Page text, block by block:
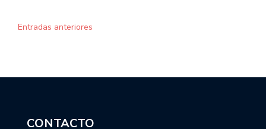
Entradas anteriores
CONTACTO